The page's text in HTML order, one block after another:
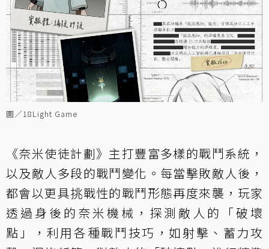
圖／18Light Game
《奈米使徒計劃》主打豐富多樣的戰鬥系統，
以及敵人多段的戰鬥變化。每當擊敗敵人後，
都會以更具挑戰性的戰鬥形態再度來襲，玩家
透過身後的奈米機械，探測敵人的「破壞
點」，利用各種戰鬥技巧，如射擊、蓄力攻